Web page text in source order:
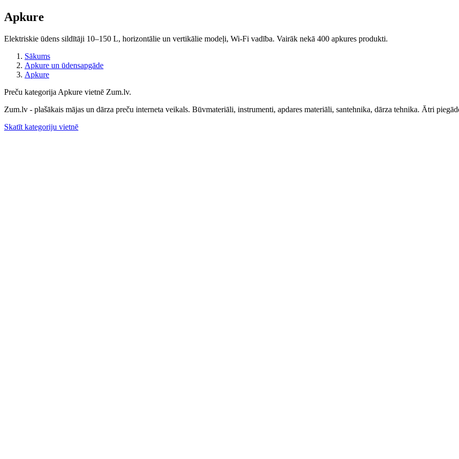
Apkure
Elektriskie ūdens sildītāji 10–150 L, horizontālie un vertikālie modeļi, Wi-Fi vadība. Vairāk nekā 400 apkures produkti.
Sākums
Apkure un ūdensapgāde
Apkure
Preču kategorija Apkure vietnē Zum.lv.
Zum.lv - plašākais mājas un dārza preču interneta veikals. Būvmateriāli, instrumenti, apdares materiāli, santehnika, dārza tehnika. Ātri
Skatīt kategoriju vietnē